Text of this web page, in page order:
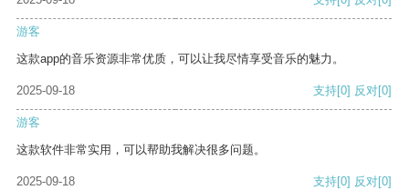
游客
这款app的音乐资源非常优质，可以让我尽情享受音乐的魅力。
2025-09-18 支持[0] 反对[0]
游客
这款软件非常实用，可以帮助我解决很多问题。
2025-09-18 支持[0] 反对[0]